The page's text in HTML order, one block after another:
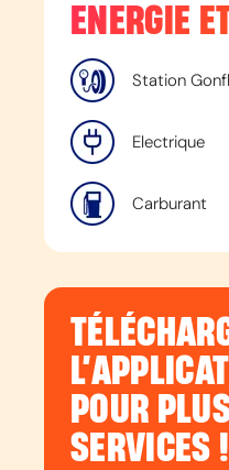
ENERGIE
Station
Electrique
Carburant
POUR
SERVICES !